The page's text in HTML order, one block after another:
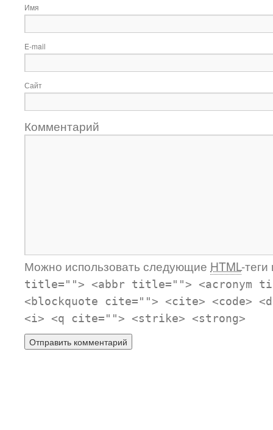
Имя
E-mail
Сайт
Комментарий
Можно использовать следующие HTML-
title=""> <abbr title=""> <acronym
<blockquote cite=""> <cite> <code>
<i> <q cite=""> <strike> <strong>